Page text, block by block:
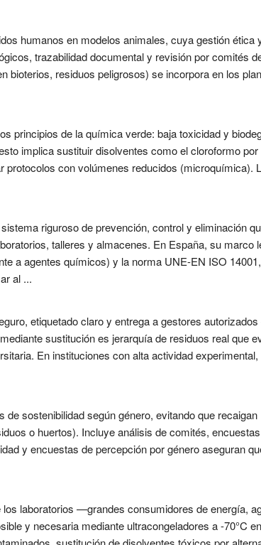
humanos en modelos animales, cuya gestión ética
trazabilidad documental y revisión por comités
bioterios, residuos peligrosos) se incorpora en los
principios de la química verde: baja toxicidad y
implica sustituir disolventes como el cloroformo
con volúmenes reducidos (microquímica).
riguroso de prevención, control y eliminación
talleres y almacenes. En España, su marco
a agentes químicos) y la norma UNE-EN ISO
al ...
etiquetado claro y entrega a gestores
sustitución es jerarquía de residuos real que
En instituciones con alta actividad
sostenibilidad según género, evitando que recaigan
o huertos). Incluye análisis de comités,
y encuestas de percepción por género aseguran
laboratorios —grandes consumidores de energía,
y necesaria mediante ultracongeladores a -70°C